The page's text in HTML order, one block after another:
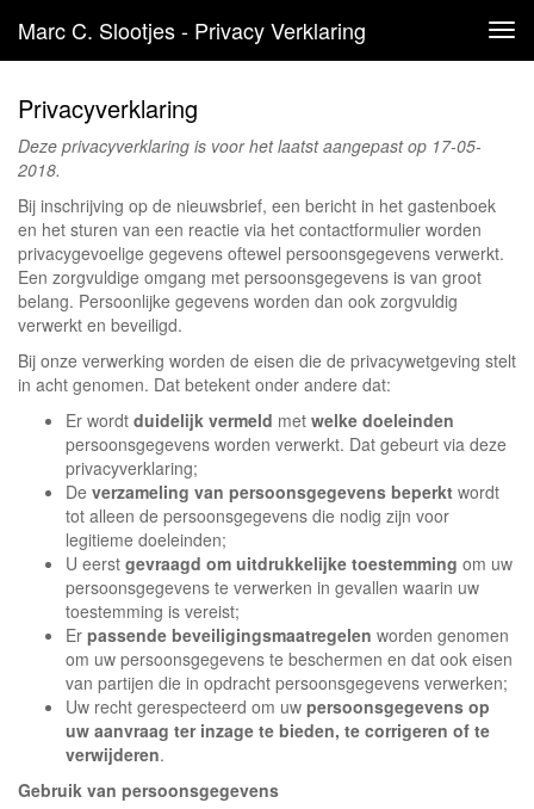
Marc C. Slootjes - Privacy Verklaring
Privacyverklaring
Deze privacyverklaring is voor het laatst aangepast op 17-05-
2018.
Bij inschrijving op de nieuwsbrief, een bericht in het gastenboek
en het sturen van een reactie via het contactformulier worden
privacygevoelige gegevens oftewel persoonsgegevens verwerkt.
Een zorgvuldige omgang met persoonsgegevens is van groot
belang. Persoonlijke gegevens worden dan ook zorgvuldig
verwerkt en beveiligd.
Bij onze verwerking worden de eisen die de privacywetgeving stelt
in acht genomen. Dat betekent onder andere dat:
Er wordt duidelijk vermeld met welke doeleinden
persoonsgegevens worden verwerkt. Dat gebeurt via deze
privacyverklaring;
De verzameling van persoonsgegevens beperkt wordt
tot alleen de persoonsgegevens die nodig zijn voor
legitieme doeleinden;
U eerst gevraagd om uitdrukkelijke toestemming om uw
persoonsgegevens te verwerken in gevallen waarin uw
toestemming is vereist;
Er passende beveiligingsmaatregelen worden genomen
om uw persoonsgegevens te beschermen en dat ook eisen
van partijen die in opdracht persoonsgegevens verwerken;
Uw recht gerespecteerd om uw persoonsgegevens op
uw aanvraag ter inzage te bieden, te corrigeren of te
verwijderen.
Gebruik van persoonsgegevens